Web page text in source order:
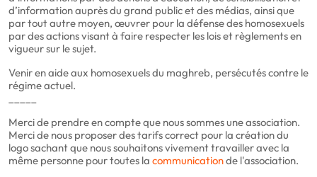
d’information auprès du grand public et des médias, ainsi que
par tout autre moyen, œuvrer pour la défense des homosexuels
par des actions visant à faire respecter les lois et règlements en
vigueur sur le sujet.
Venir en aide aux homosexuels du maghreb, persécutés contre le
régime actuel.
Merci de prendre en compte que nous sommes une association.
Merci de nous proposer des tarifs correct pour la création du
logo sachant que nous souhaitons vivement travailler avec la
même personne pour toutes la communicationde l'association.